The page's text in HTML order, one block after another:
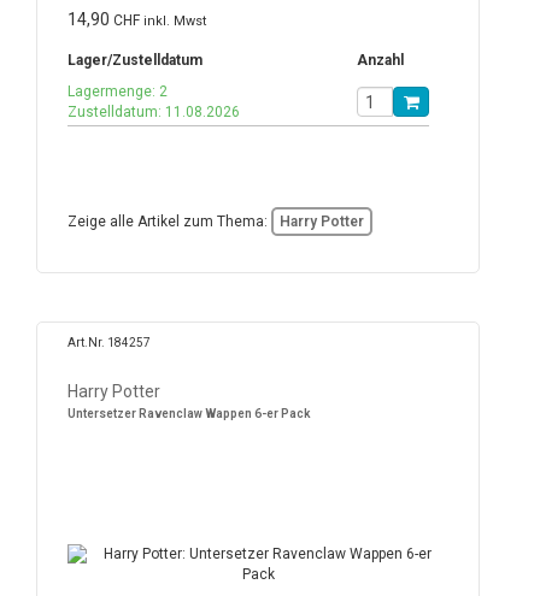
14,90 CHF inkl. Mwst
Lager/Zustelldatum
Anzahl
Lagermenge: 2
Zustelldatum: 11.08.2026
Zeige alle Artikel zum Thema: Harry Potter
Art.Nr. 184257
Harry Potter
Untersetzer Ravenclaw Wappen 6-er Pack